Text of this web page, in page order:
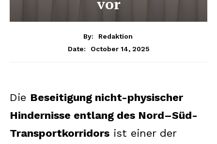
vor
By:
Redaktion
Date:
October 14, 2025
Die Beseitigung nicht-physischer
Hindernisse entlang des Nord–Süd-
Transportkorridors ist einer der